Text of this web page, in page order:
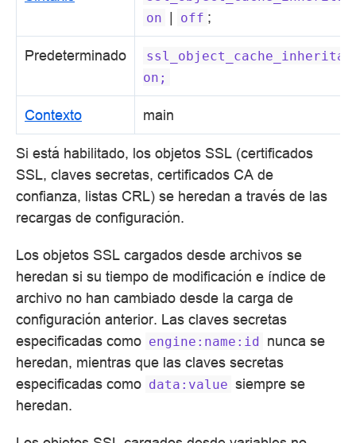
on | off ;
Predeterminado
on;
Contexto main
Si está habilitado, los objetos SSL (certificados
SSL, claves secretas, certificados CA de
confianza, listas CRL) se heredan a través de las
recargas de configuración.
Los objetos SSL cargados desde archivos se
heredan si su tiempo de modificación e índice de
archivo no han cambiado desde la carga de
configuración anterior. Las claves secretas
especificadas como engine:name:id nunca se
heredan, mientras que las claves secretas
especificadas como data:value siempre se
heredan.